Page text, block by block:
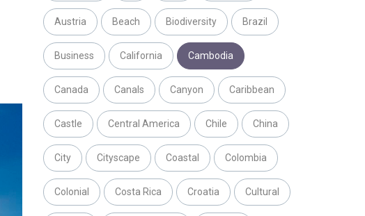
Austria Beach Biodiversity Brazil
Business California Cambodia
Canada Canals Canyon Caribbean
Castle Central America Chile China
City Cityscape Coastal Colombia
Colonial Costa Rica Croatia Cultural